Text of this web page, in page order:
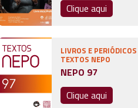
Clique aqui
LIVROS E PERIÓDICOS
TEXTOS NEPO
NEPO 97
Clique aqui